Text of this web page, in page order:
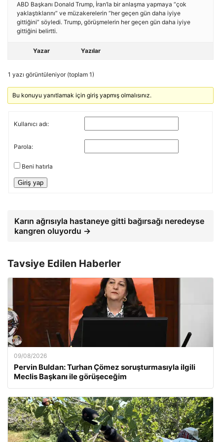
ABD Başkanı Donald Trump, İran’la bir anlaşma yapmaya “çok
yaklaştıklarını” ve müzakerelerin “her geçen gün daha iyiye
gittiğini” söyledi. Trump, görüşmelerin her geçen gün daha iyiye
gittiğini belirtti.
Yazar Yazılar
1 yazı görüntüleniyor (toplam 1)
Bu konuyu yanıtlamak için giriş yapmış olmalısınız.
Kullanıcı adı:
Parola:
Beni hatırla
Giriş yap
Karın ağrısıyla hastaneye gitti bağırsağı neredeyse
kangren oluyordu →
Tavsiye Edilen Haberler
09/08/2026
Pervin Buldan: Turhan Çömez soruşturmasıyla ilgili
Meclis Başkanı ile görüşeceğim